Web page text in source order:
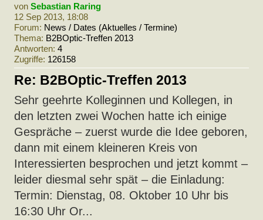
von Sebastian Raring
12 Sep 2013, 18:08
Forum: News / Dates (Aktuelles / Termine)
Thema: B2BOptic-Treffen 2013
Antworten: 4
Zugriffe: 126158
Re: B2BOptic-Treffen 2013
Sehr geehrte Kolleginnen und Kollegen, in
den letzten zwei Wochen hatte ich einige
Gespräche – zuerst wurde die Idee geboren,
dann mit einem kleineren Kreis von
Interessierten besprochen und jetzt kommt –
leider diesmal sehr spät – die Einladung:
Termin: Dienstag, 08. Oktober 10 Uhr bis
16:30 Uhr Or...